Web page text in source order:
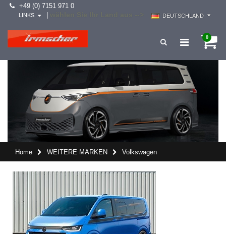
+49 (0) 7151 971 0
DEUTSCHLAND
LINKS
0
Home WEITERE MARKEN Volkswagen